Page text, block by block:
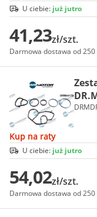
U ciebie: już jutro
41,23zł/szt.
Darmowa dostawa od 250
Kup na raty
U ciebie: już jutro
54,02zł/szt.
Darmowa dostawa od 250